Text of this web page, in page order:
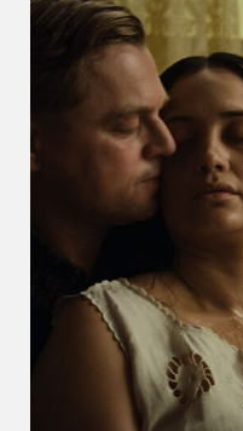
Streaming
Amazon
Prime
Video
Apple
Disney+